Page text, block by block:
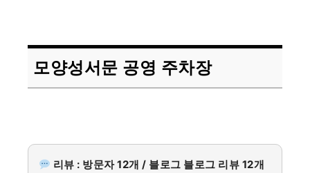
모양성서문 공영 주차장
리뷰 : 방문자 12개 / 블로그 블로그 리뷰 12개